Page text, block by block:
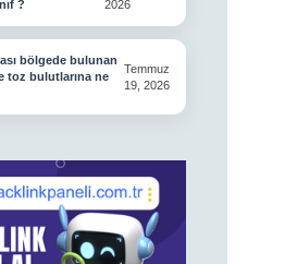
?
2026
bölgede bulunan
toz bulutlarına ne
Temmuz
19, 2026